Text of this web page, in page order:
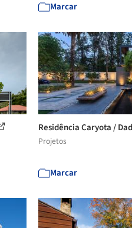
Marcar
Residência Caryota /
Projetos
Marcar